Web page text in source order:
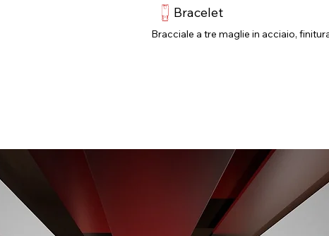
Bracelet
Bracciale a tre maglie in acciaio,